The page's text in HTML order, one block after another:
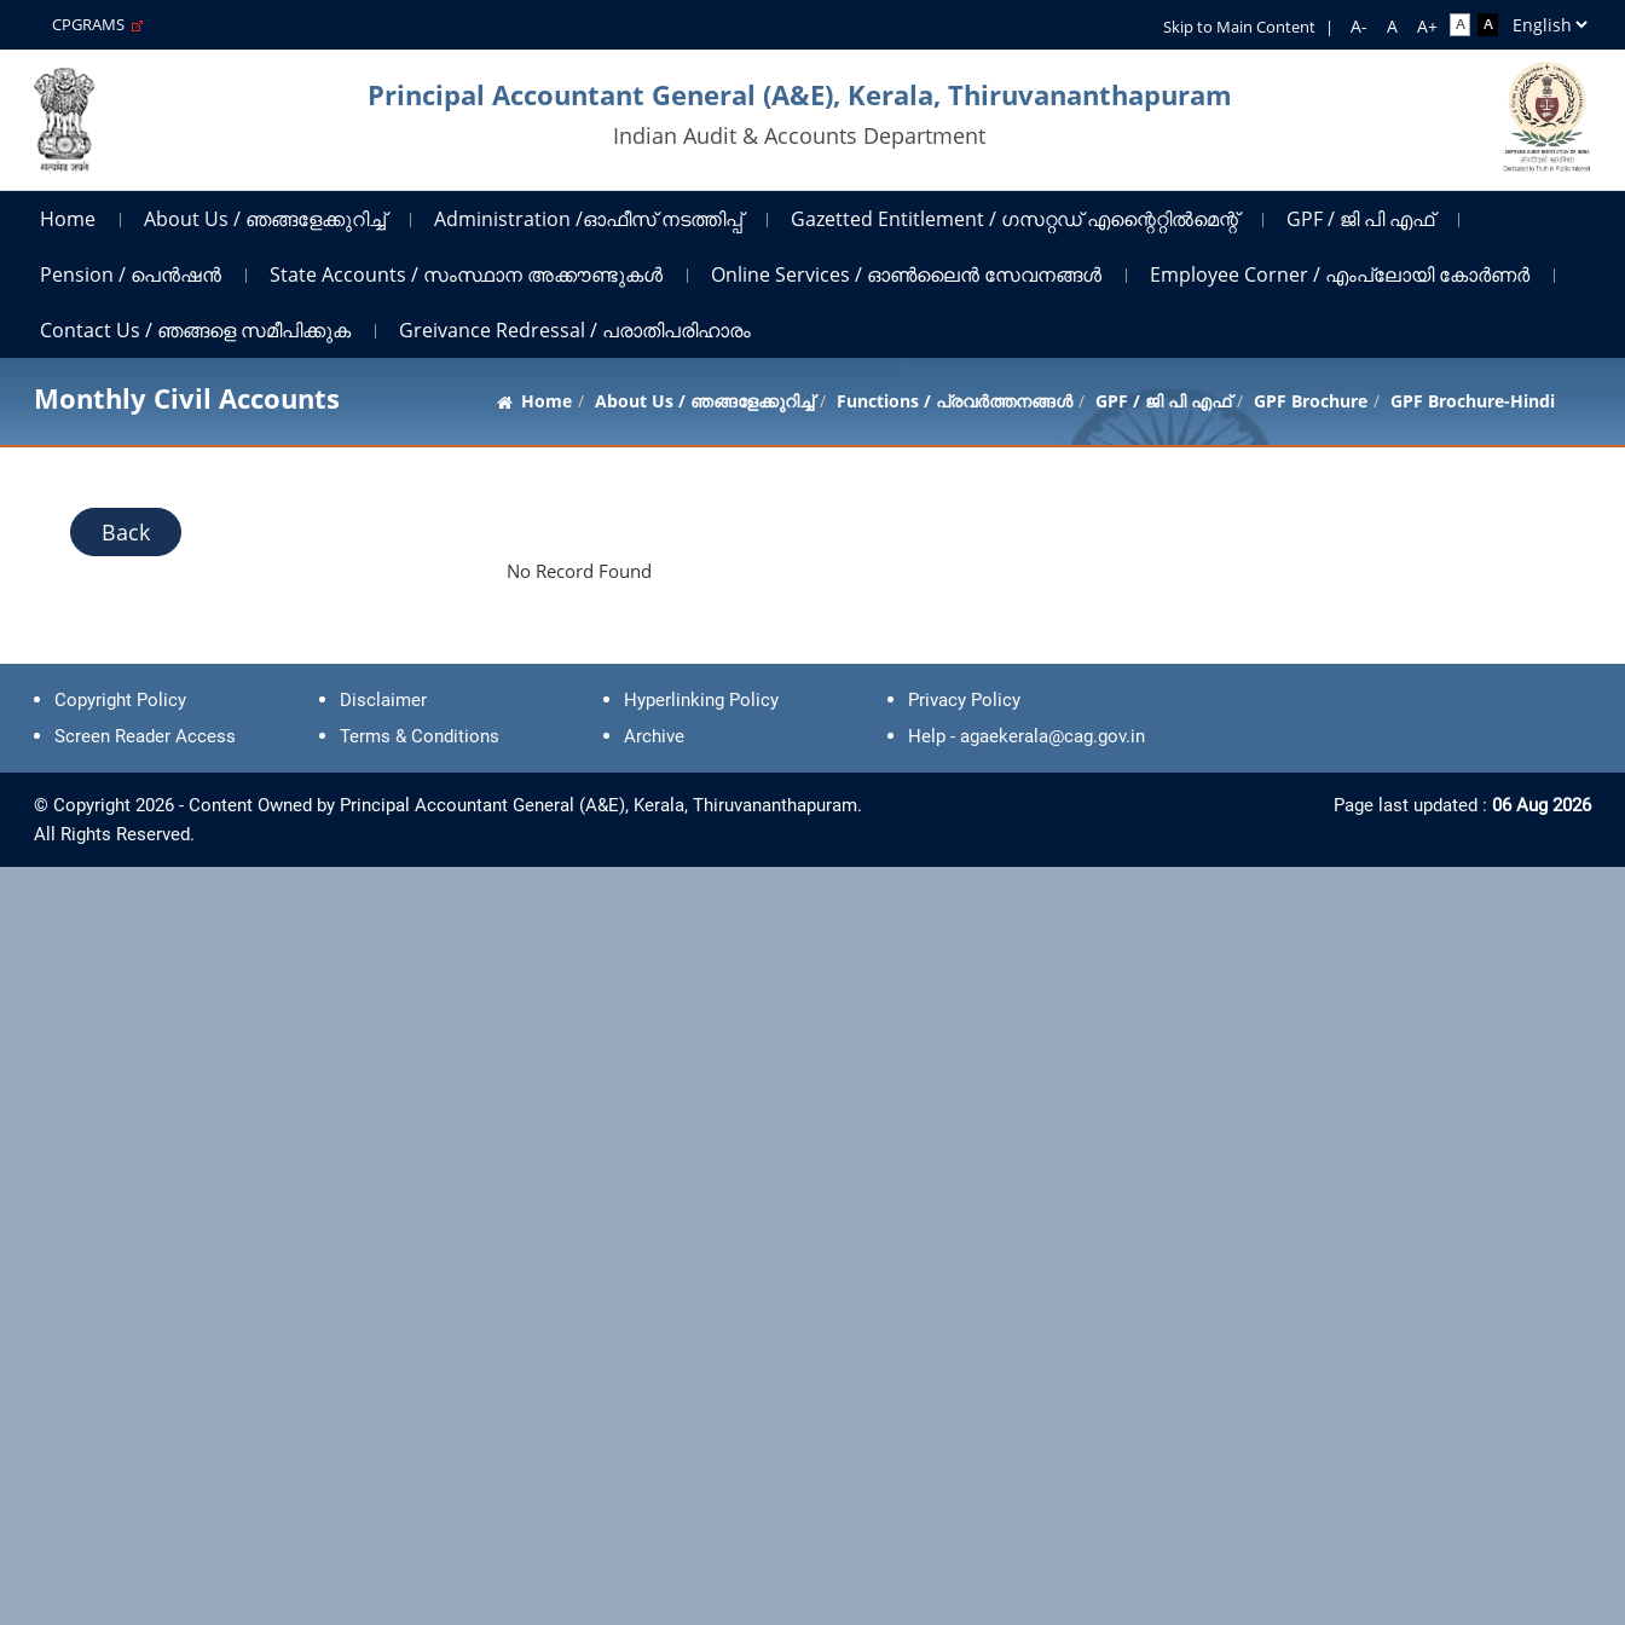
CPGRAMS Skip to Main Content |
Principal Accountant General (A&E), Kerala, Thiruvananthapuram
Indian Audit & Accounts Department
Home About Us / ഞങ്ങളേക്കുറിച്ച് Administration /ഓഫീസ് നടത്തിപ്പ് Gazetted Entitlement / ഗസറ്റഡ് എന്റൈറ്റിൽമെന്റ് GPF / ജി പി എഫ്
Pension / പെൻഷൻ State Accounts / സംസ്ഥാന അക്കൗണ്ടുകൾ Online Services / ഓൺലൈൻ സേവനങ്ങൾ Employee Corner / എംപ്ലോയി കോർണർ
Contact Us / ഞങ്ങളെ സമീപിക്കുക Greivance Redressal / പരാതിപരിഹാരം
Monthly Civil Accounts Home About Us / ഞങ്ങളേക്കുറിച്ച് Functions / പ്രവർത്തനങ്ങൾ GPF / ജി പി എഫ് GPF Brochure GPF Brochure-Hindi
Back
No Record Found
Copyright Policy Disclaimer Hyperlinking Policy
Privacy Policy
Screen Reader Access
Terms & Conditions Archive Help - agaekerala@cag.gov.in
© Copyright 2026 - Content Owned by Principal Accountant General (A&E), Kerala, Thiruvananthapuram.
All Rights Reserved.
Page last updated : 06 Aug 2026